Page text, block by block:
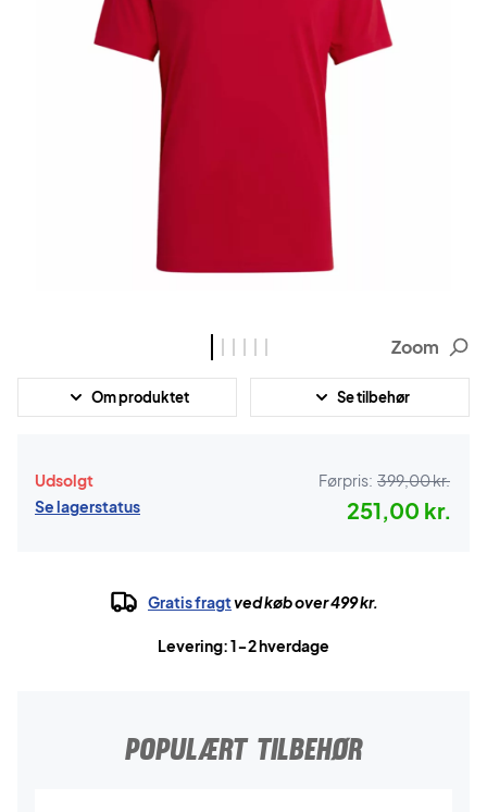
Zoom
Om produktet Se tilbehør
Udsolgt
Se lagerstatus
Førpris: 399,00 kr.
251,00 kr.
Gratis fragtved køb over 499 kr.
Levering: 1-2 hverdage
POPULÆRT TILBEHØR